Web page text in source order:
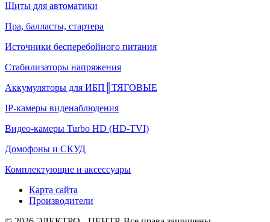
Щиты для автоматики
Пра, балласты, стартера
Источники бесперебойного питания
Стабилизаторы напряжения
Аккумуляторы для ИБП║ТЯГОВЫЕ
IP-камеры виденаблюдения
Видео-камеры Turbo HD (HD-TVI)
Домофоны и СКУД
Комплектующие и аксессуары
Карта сайта
Производители